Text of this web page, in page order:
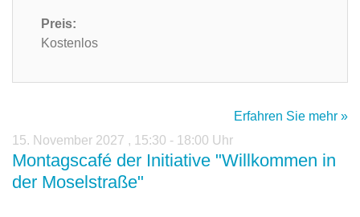
Preis:
Kostenlos
Erfahren Sie mehr »
15. November 2027 , 15:30 - 18:00 Uhr
Montagscafé der Initiative "Willkommen in
der Moselstraße"